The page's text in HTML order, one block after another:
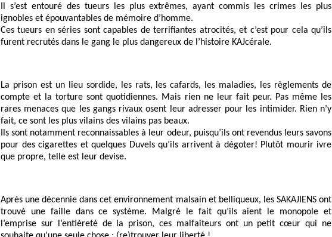
Il s’est entouré des tueurs les plus extrêmes, ayant commis les crimes les plus
ignobles et épouvantables de mémoire d’homme.
Ces tueurs en séries sont capables de terrifiantes atrocités, et c’est pour cela qu’ils
furent recrutés dans le gang le plus dangereux de l’histoire KAJcérale.
La prison est un lieu sordide, les rats, les cafards, les maladies, les règlements de
compte et la torture sont quotidiennes. Mais rien ne leur fait peur. Pas même les
rares menaces que les gangs rivaux osent leur adresser pour les intimider. Rien n’y
fait, ce sont les plus vilains des vilains pas beaux.
Ils sont notamment reconnaissables à leur odeur, puisqu’ils ont revendus leurs savons
pour des cigarettes et quelques Duvels qu’ils arrivent à dégoter! Plutôt mourir ivre
que propre, telle est leur devise.
Après une décennie dans cet environnement malsain et belliqueux, les SAKAJIENS ont
trouvé une faille dans ce système. Malgré le fait qu’ils aient le monopole et
l’emprise sur l’entièreté de la prison, ces malfaiteurs ont un petit cœur qui ne